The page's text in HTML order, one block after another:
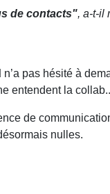
de contacts", a-t-il
n’a pas hésité à
entendent la collab..
de
nulles.